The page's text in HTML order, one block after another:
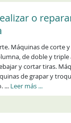
o
Máquinas de corte
de doble y
y cortar tiras.
de grapar y
... Leer más ECP1233_1
...